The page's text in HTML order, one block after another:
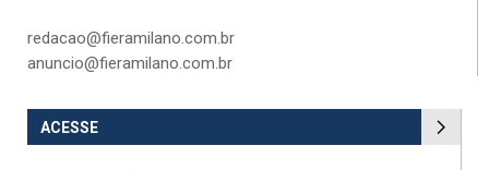
redacao@fieramilano.com.br
anuncio@fieramilano.com.br
ACESSE